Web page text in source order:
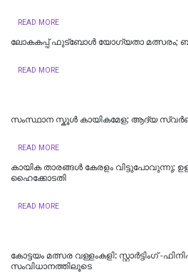
READ MORE
ലോകകപ്പ് ഫുട്ബോൾ യോഗ്യതാ മത്സരം;
READ MORE
സംസ്ഥാന സ്കൂൾ കായികമേള; ആദ്യ
READ MORE
കായിക താരങ്ങള്‍ കേരളം വിട്ടുപോവുന്നു;
ഹൈക്കോടതി
READ MORE
കോട്ടയം മത്സര വള്ളംകളി: സ്റ്റാര്‍ട്ടിംഗ് -
സംവിധാനത്തിലൂടെ